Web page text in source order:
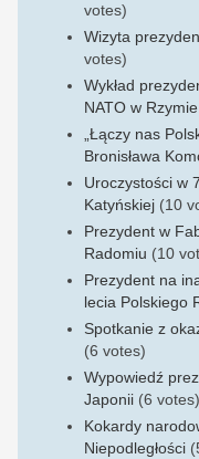
votes)
Wizyta
votes)
Wykład
NATO w Rzymie
„Łączy nas
Bronisława
Uroczystości w
Katyńskiej (10
Prezydent w
Radomiu (10
Prezydent na
lecia Polskiego
Spotkanie z
(6 votes)
Wypowiedź
Japonii (6 votes)
Kokardy
Niepodległości